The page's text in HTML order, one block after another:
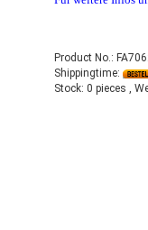
Product No.:
Shippingtime:
Stock: 0 pieces ,